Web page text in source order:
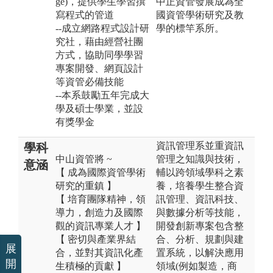
寫程式的管道
--成立網路程式設計研
究社，藉由經營社團
方式，協助同學學習
專案開發、網頁設計
等資管必備技能
--本系鼓勵五年完成大
學及碩士學業，並設
有獎學金
國資管學術研究及教
學的標竿系所。
學科
意涵
中山資管將 ~
【 成為國際資管學術
研究的重鎮 】
【 培育團隊精神，領
導力，創造力及國際
觀的資訊專業人才 】
【 密切與產業界結
合，並對其資訊化產
生積極的貢獻 】
資訊管理系並重資訊
管理之知識與技術，
輔以跨領域學科之素
養，培養學生整合資
訊管理、資訊科技、
與數據分析等技能，
開發創新專案包含整
合、分析、規劃與建
置系統，以解決應用
領域(例如製造，商
展
開